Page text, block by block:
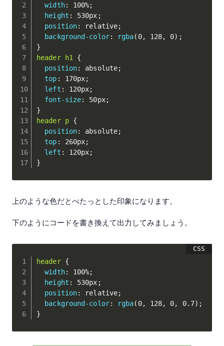
width: 100%;
height : 530px ;
position: relative;
background-color: rgba( 0, 128, 0) ;
}
header h1
{
position: absolute;
top : 170px;
left : 120px;
font-size: 50px;
}
header p {
position: absolute;
top : 260px;
left : 120px;
}
上のような色だとべたっとした印象になります。
下のようにコードを書き換えて出力してみましょう。
header {
width: 100%;
height : 530px ;
position: relative;
background-color: rgba( 0, 128, 0, 0.7) ;
}